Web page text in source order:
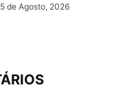
5 de Agosto, 2026